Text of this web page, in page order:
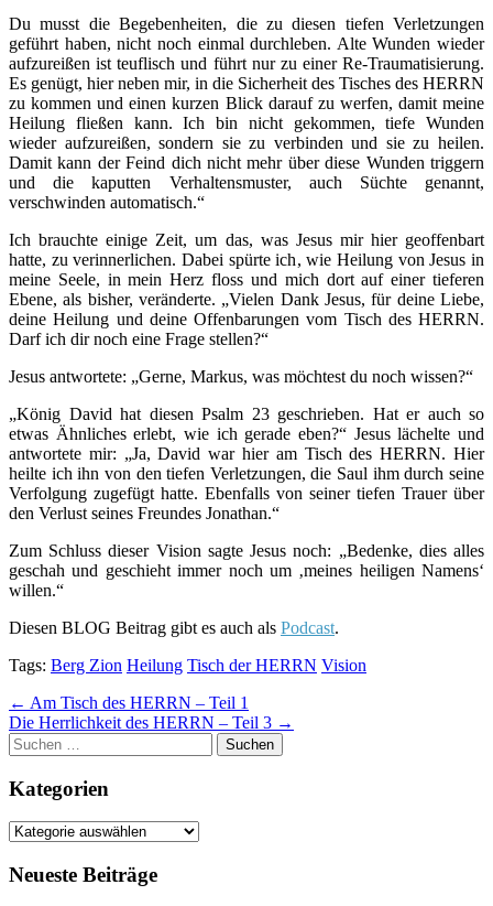
Du musst die Begebenheiten, die zu diesen tiefen Verletzungen
geführt haben, nicht noch einmal durchleben. Alte Wunden wieder
aufzureißen ist teuflisch und führt nur zu einer Re-Traumatisierung.
Es genügt, hier neben mir, in die Sicherheit des Tisches des HERRN
zu kommen und einen kurzen Blick darauf zu werfen, damit meine
Heilung fließen kann. Ich bin nicht gekommen, tiefe Wunden
wieder aufzureißen, sondern sie zu verbinden und sie zu heilen.
Damit kann der Feind dich nicht mehr über diese Wunden triggern
und die kaputten Verhaltensmuster, auch Süchte genannt,
verschwinden automatisch.“
Ich brauchte einige Zeit, um das, was Jesus mir hier geoffenbart
hatte, zu verinnerlichen. Dabei spürte ich, wie Heilung von Jesus in
meine Seele, in mein Herz floss und mich dort auf einer tieferen
Ebene, als bisher, veränderte. „Vielen Dank Jesus, für deine Liebe,
deine Heilung und deine Offenbarungen vom Tisch des HERRN.
Darf ich dir noch eine Frage stellen?“
Jesus antwortete: „Gerne, Markus, was möchtest du noch wissen?“
„König David hat diesen Psalm 23 geschrieben. Hat er auch so
etwas Ähnliches erlebt, wie ich gerade eben?“ Jesus lächelte und
antwortete mir: „Ja, David war hier am Tisch des HERRN. Hier
heilte ich ihn von den tiefen Verletzungen, die Saul ihm durch seine
Verfolgung zugefügt hatte. Ebenfalls von seiner tiefen Trauer über
den Verlust seines Freundes Jonathan.“
Zum Schluss dieser Vision sagte Jesus noch: „Bedenke, dies alles
geschah und geschieht immer noch um ‚meines heiligen Namens‘
willen.“
Diesen BLOG Beitrag gibt es auch als Podcast.
Tags: Berg Zion Heilung Tisch der HERRN Vision
Post
navigation
← Am Tisch des HERRN – Teil 1
Die Herrlichkeit des HERRN – Teil 3 →
Suchen
nach:
Kategorien
Kategorien
Neueste Beiträge